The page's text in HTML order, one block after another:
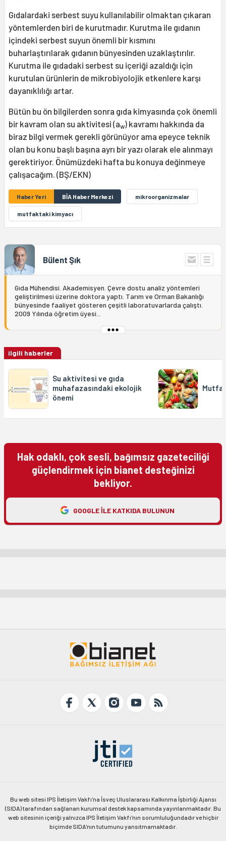
Gıdalardaki serbest suyu kullanılabilir olmaktan çıkaran
yöntemlerden biri de kurutmadır. Kurutma ile gıdanın
içindeki serbest suyun önemli bir kısmını
buharlaştırılarak gıdanın bünyesinden uzaklaştırılır.
Kurutma ile gıdadaki serbest su içeriği azaldığı için
kurutulan ürünlerin de mikrobiyolojik etkenlere karşı
dayanıklılığı artar.
Bütün bu ön bilgilerden sonra gıda kimyasında çok önemli
bir kavram olan su aktivitesi (aw) kavramı hakkında da
biraz bilgi vermek gerekli görünüyor ama epeyce teknik
olan bu konu başlı başına ayrı bir yazı olarak ele alınmayı
gerektiriyor. Önümüzdeki hafta bu konuya değinmeye
çalışacağım. (BŞ/EKN)
Haber Yeri BİA Haber Merkezi mikroorganizmalar
mutfaktaki kimyacı
Bülent Şık
Gıda Mühendisi. Akademisyen. Çevre dostu analiz yöntemleri
geliştirilmesi üzerine doktora yaptı. Tarım ve Orman Bakanlığı
bünyesinde faaliyet gösteren çeşitli laboratuvarlarda çalıştı.
2009 Yılında öğretim üyesi...
ilgili haberler
Su aktivitesi ve gıda
muhafazasındaki ekolojik
önemi
Hak odaklı, çok sesli, bağımsız gazeteciliği
güçlendirmek için bianet desteğinizi
bekliyor.
GOOGLE ILE KATKIDA BULUNUN
Bu web sitesi IPS İletişim Vakfı'na İsveç Uluslararası Kalkınma İşbirliği Ajansı
(SIDA) tarafından sağlanan kurumsal destek kapsamında yayınlanmaktadır. Bu
web sitesinin içeriği yalnızca IPS İletişim Vakfı'nın sorumluluğundadır ve hiçbir
biçimde SIDA'nın tutumunu yansıtmamaktadır.